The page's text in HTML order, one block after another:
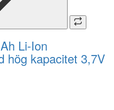
Li-Ion
hög kapacitet 3,7V